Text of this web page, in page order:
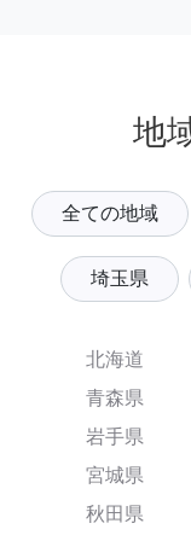
地
全ての地域
埼玉県
北海道
青森県
岩手県
宮城県
秋田県